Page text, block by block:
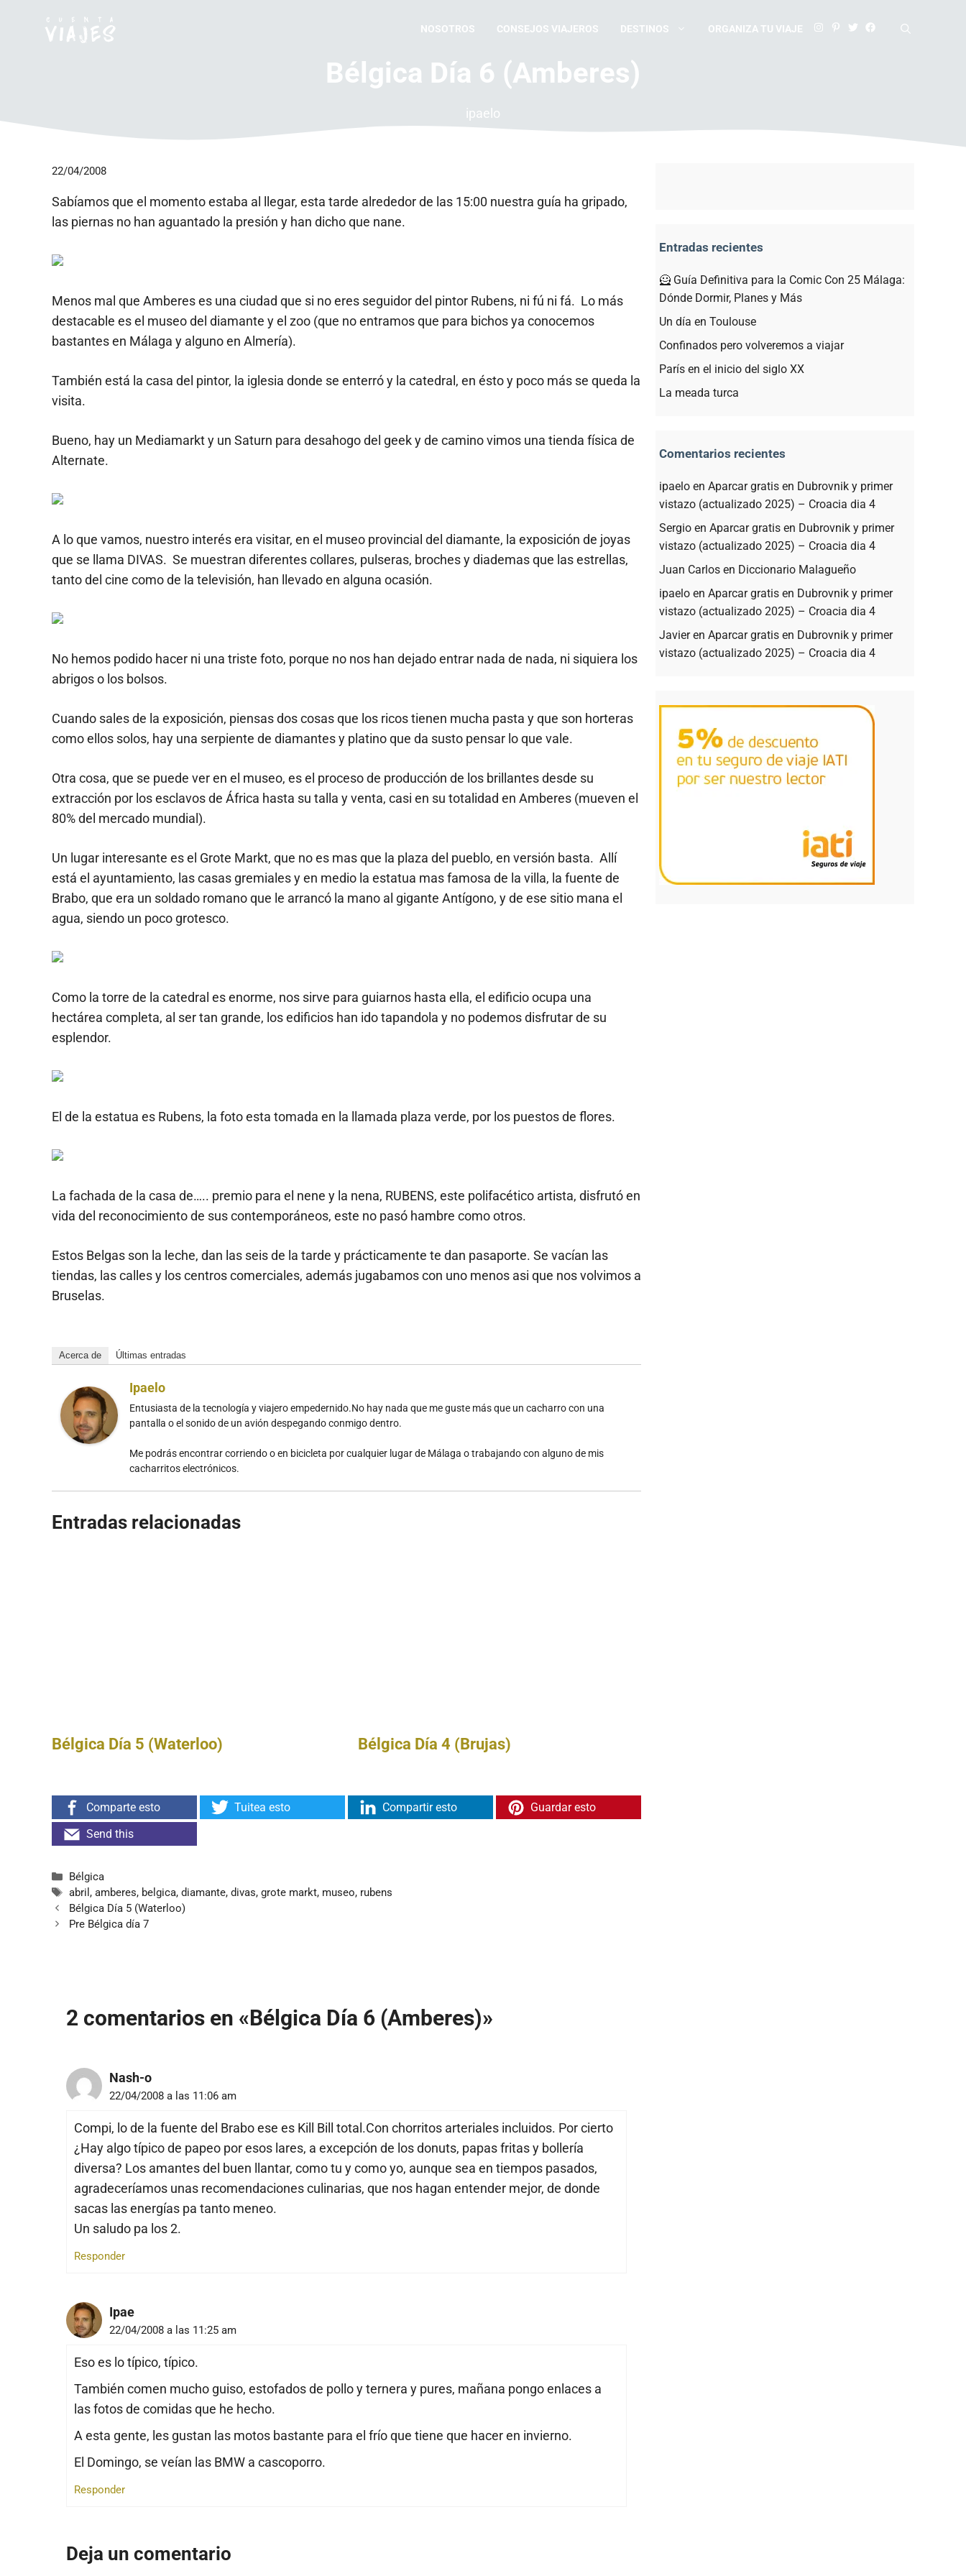
NOSOTROS CONSEJOS VIAJEROS DESTINOS ORGANIZA TU VIAJE
Bélgica Día 6 (Amberes)
ipaelo
22/04/2008
Sabíamos que el momento estaba al llegar, esta tarde alrededor de las 15:00 nuestra guía ha gripado,
las piernas no han aguantado la presión y han dicho que nane.
Menos mal que Amberes es una ciudad que si no eres seguidor del pintor Rubens, ni fú ni fá. Lo más
destacable es el museo del diamante y el zoo (que no entramos que para bichos ya conocemos
bastantes en Málaga y alguno en Almería).
También está la casa del pintor, la iglesia donde se enterró y la catedral, en ésto y poco más se queda la
visita.
Bueno, hay un Mediamarkt y un Saturn para desahogo del geek y de camino vimos una tienda física de
Alternate.
A lo que vamos, nuestro interés era visitar, en el museo provincial del diamante, la exposición de joyas
que se llama DIVAS. Se muestran diferentes collares, pulseras, broches y diademas que las estrellas,
tanto del cine como de la televisión, han llevado en alguna ocasión.
No hemos podido hacer ni una triste foto, porque no nos han dejado entrar nada de nada, ni siquiera los
abrigos o los bolsos.
Cuando sales de la exposición, piensas dos cosas que los ricos tienen mucha pasta y que son horteras
como ellos solos, hay una serpiente de diamantes y platino que da susto pensar lo que vale.
Otra cosa, que se puede ver en el museo, es el proceso de producción de los brillantes desde su
extracción por los esclavos de África hasta su talla y venta, casi en su totalidad en Amberes (mueven el
80% del mercado mundial).
Un lugar interesante es el Grote Markt, que no es mas que la plaza del pueblo, en versión basta. Allí
está el ayuntamiento, las casas gremiales y en medio la estatua mas famosa de la villa, la fuente de
Brabo, que era un soldado romano que le arrancó la mano al gigante Antígono, y de ese sitio mana el
agua, siendo un poco grotesco.
Como la torre de la catedral es enorme, nos sirve para guiarnos hasta ella, el edificio ocupa una
hectárea completa, al ser tan grande, los edificios han ido tapandola y no podemos disfrutar de su
esplendor.
El de la estatua es Rubens, la foto esta tomada en la llamada plaza verde, por los puestos de flores.
La fachada de la casa de….. premio para el nene y la nena, RUBENS, este polifacético artista, disfrutó en
vida del reconocimiento de sus contemporáneos, este no pasó hambre como otros.
Estos Belgas son la leche, dan las seis de la tarde y prácticamente te dan pasaporte. Se vacían las
tiendas, las calles y los centros comerciales, además jugabamos con uno menos asi que nos volvimos a
Bruselas.
Acerca de Últimas entradas
Ipaelo
Entusiasta de la tecnología y viajero empedernido.No hay nada que me guste más que un cacharro con una
pantalla o el sonido de un avión despegando conmigo dentro.
Me podrás encontrar corriendo o en bicicleta por cualquier lugar de Málaga o trabajando con alguno de mis
cacharritos electrónicos.
Entradas relacionadas
Bélgica Día 5 (Waterloo) Bélgica Día 4 (Brujas)
Comparte esto Tuitea esto Compartir esto
Guardar esto
Send this
Categorías
Bélgica
Etiquetas
abril ,amberes, belgica,diamante,divas,grote markt, museo, rubens
Bélgica Día 5 (Waterloo)
Pre Bélgica día 7
2 comentarios en «Bélgica Día 6 (Amberes)»
Nash-o
22/04/2008 a las 11:06 am
Compi, lo de la fuente del Brabo ese es Kill Bill total.Con chorritos arteriales incluidos. Por cierto
¿Hay algo típico de papeo por esos lares, a excepción de los donuts, papas fritas y bollería
diversa? Los amantes del buen llantar, como tu y como yo, aunque sea en tiempos pasados,
agradeceríamos unas recomendaciones culinarias, que nos hagan entender mejor, de donde
sacas las energías pa tanto meneo.
Un saludo pa los 2.
Responder
Ipae
22/04/2008 a las 11:25 am
Eso es lo típico, típico.
También comen mucho guiso, estofados de pollo y ternera y pures, mañana pongo enlaces a
las fotos de comidas que he hecho.
A esta gente, les gustan las motos bastante para el frío que tiene que hacer en invierno.
El Domingo, se veían las BMW a cascoporro.
Responder
Deja un comentario
Entradas recientes
🦸 Guía Definitiva para la Comic Con 25 Málaga:
Dónde Dormir, Planes y Más
Un día en Toulouse
Confinados pero volveremos a viajar
París en el inicio del siglo XX
La meada turca
Comentarios recientes
ipaelo en Aparcar gratis en Dubrovnik y primer
vistazo (actualizado 2025) – Croacia dia 4
Sergio en Aparcar gratis en Dubrovnik y primer
vistazo (actualizado 2025) – Croacia dia 4
Juan Carlos en Diccionario Malagueño
ipaelo en Aparcar gratis en Dubrovnik y primer
vistazo (actualizado 2025) – Croacia dia 4
Javieren Aparcar gratis en Dubrovnik y primer
vistazo (actualizado 2025) – Croacia dia 4